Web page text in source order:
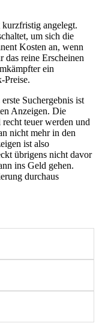
kurzfristig angelegt.
um sich die
Kosten an, wenn
das reine Erscheinen
ein
Preise.
Suchergebnis ist
Anzeigen. Die
teuer werden und
nicht mehr in den
ist also
übrigens nicht davor
ins Geld gehen.
durchaus